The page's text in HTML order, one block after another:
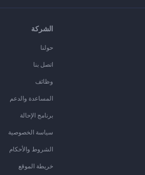
الشركة
حولنا
اتصل بنا
وظائف
المساعدة والدعم
برنامج الإحالة
سياسة الخصوصية
الشروط والأحكام
خريطة الموقع